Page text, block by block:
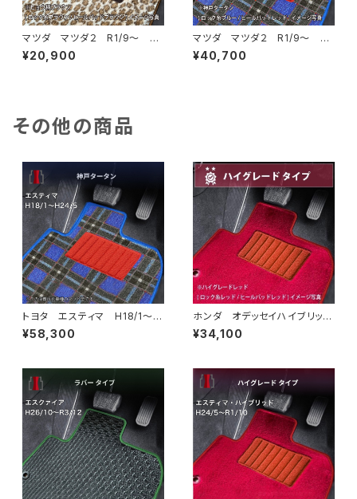
マツダ マツダ２ R1/9〜 DJ
系 フロアマット一式 カーマッ
ト スペシャルタイプ
¥20,900
マツダ マツダ２ R1/9〜 DJ
系 フロアマット一式 カーマッ
ト 神戸タータン 特別受注生
¥40,700
その他の商品
トヨタ エスティマ H18/1〜H
24/5（前期） 50系 フロアマ
ット一式 カーマット 神戸ター
¥58,300
ホンダ オデッセイハイブリッ
ド R5/12～ RC5 フロアマ
ット一式 カーマット ハイグレ
¥34,100